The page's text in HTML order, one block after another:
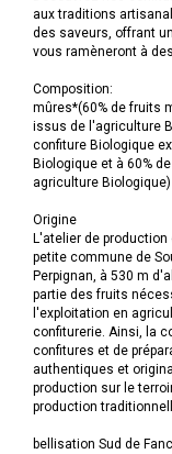
aux traditions
des saveurs, offrant
vous ramèneront à
Composition:
mûres*(60% de fruits
issus de l'agriculture
confiture Biologique
Biologique et à 60%
agriculture Biologique)
Origine
L'atelier de
petite commune de
Perpignan, à 530 m
partie des fruits
l'exploitation en
confiturerie. Ainsi, la
confitures et de
authentiques et
production sur le
production
bellisation Sud de